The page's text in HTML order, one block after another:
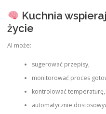
Kuchnia
życie
AI może:
sugerować przepisy,
monitorować proces
kontrolować temperaturę,
automatycznie